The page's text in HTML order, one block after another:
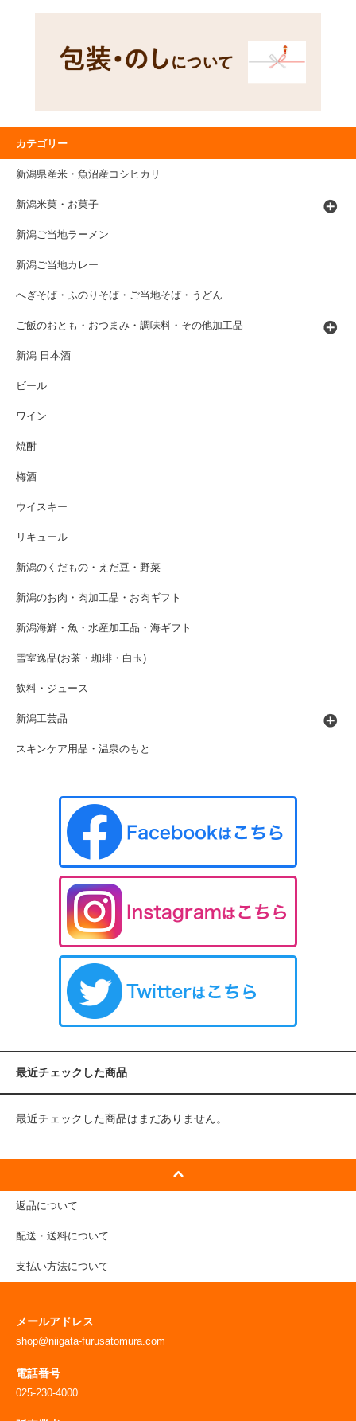
カテゴリー
新潟県産米・魚沼産コシヒカリ
新潟米菓・お菓子
新潟ご当地ラーメン
新潟ご当地カレー
へぎそば・ふのりそば・ご当地そば・うどん
ご飯のおとも・おつまみ・調味料・その他加工品
新潟 日本酒
ビール
ワイン
焼酎
梅酒
ウイスキー
リキュール
新潟のくだもの・えだ豆・野菜
新潟のお肉・肉加工品・お肉ギフト
新潟海鮮・魚・水産加工品・海ギフト
雪室逸品(お茶・珈琲・白玉)
飲料・ジュース
新潟工芸品
スキンケア用品・温泉のもと
最近チェックした商品
最近チェックした商品はまだありません。
返品について
配送・送料について
支払い方法について
メールアドレス
shop@niigata-furusatomura.com
電話番号
025-230-4000